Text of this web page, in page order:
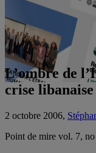
L’ombre de
crise libanaise
2 octobre 2006,
Point de mire vol. 7, no